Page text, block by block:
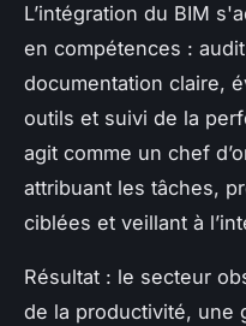
L’intégration du BIM
en compétences :
documentation claire,
outils et suivi de la
agit comme un chef
attribuant les tâches,
ciblées et veillant à
Résultat : le secteur
de la productivité, une